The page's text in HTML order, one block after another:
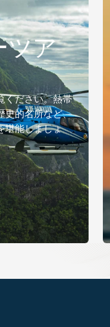
ツア
ください。熱帯
史的名所など、
堪能しましょ